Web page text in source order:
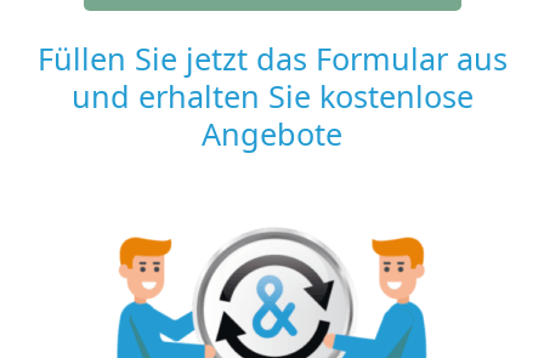
Füllen Sie jetzt das Formular aus
und erhalten Sie kostenlose
Angebote